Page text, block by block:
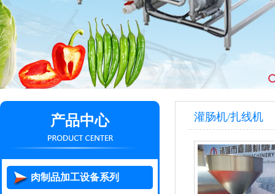
产品中心
肉制品加工设备系列
灌肠机/扎线机